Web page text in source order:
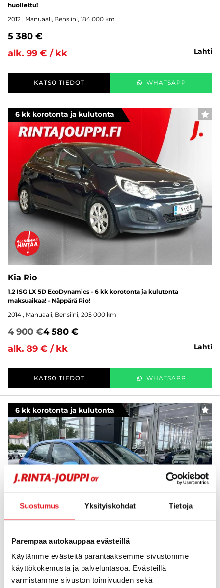
Suostumus Yksityiskohdat Tietoja
Parempaa autokauppaa evästeillä
Käytämme evästeitä parantaaksemme sivustomme
käyttökokemusta ja palveluntasoa. Evästeillä
varmistamme sivuston toimivuuden sekä
huollettu!
2012 , Manuaali, Bensiini, 184 000 km
5 380 €
alk. 99 € / kk
lahti
KATSO TIEDOT WHATSAPP
6 kk korotonta ja kulutonta
Kia Rio
1,2 ISG LX 5D EcoDynamics - 6 kk korotonta ja kulutonta
maksuaikaa! - Näppärä Rio!
2014 , Manuaali, Bensiini, 205 000 km
4 900 €4 580 €
alk. 89 € / kk
lahti
KATSO TIEDOT WHATSAPP
6 kk korotonta ja kulutonta
Kia Rio